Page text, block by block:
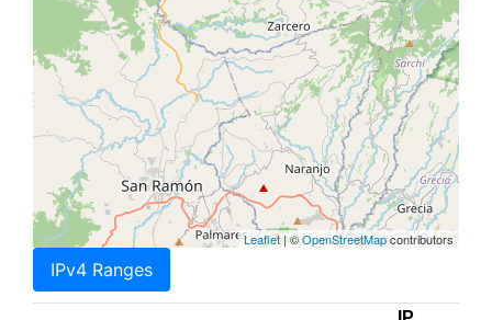
Leaflet| ©OpenStreetMapcontributors
IPv4 Ranges